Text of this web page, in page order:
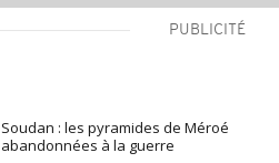
PUBLICITÉ
Soudan : les pyramides de Méroé
abandonnées à la guerre